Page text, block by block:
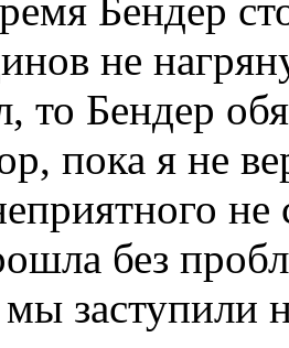
Бендер
не
то Бендер
пока я не
без
заступили